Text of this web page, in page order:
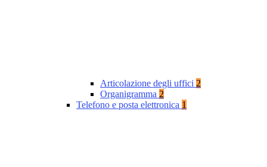
Articolazione degli uffici 2
Organigramma 2
Telefono e posta elettronica 1